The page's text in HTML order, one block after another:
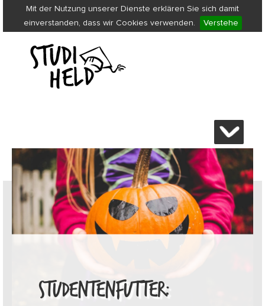
Mit der Nutzung unserer Dienste erklären Sie sich damit
einverstanden, dass wir Cookies verwenden.
Verstehe
STUDENTENFUTTER: